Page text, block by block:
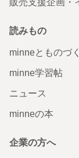
読みもの
minneとものづ
minne学習帖
ニュース
minneの本
企業の方へ